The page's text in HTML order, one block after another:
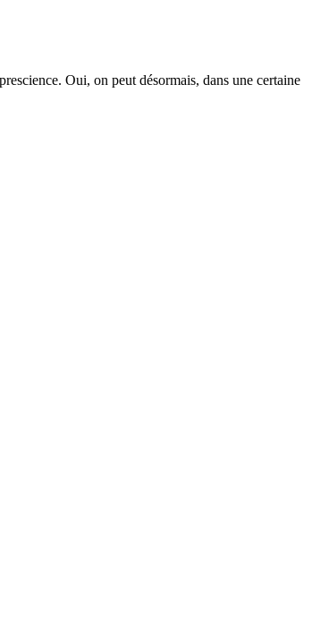
Oui, on peut désormais, dans une certaine